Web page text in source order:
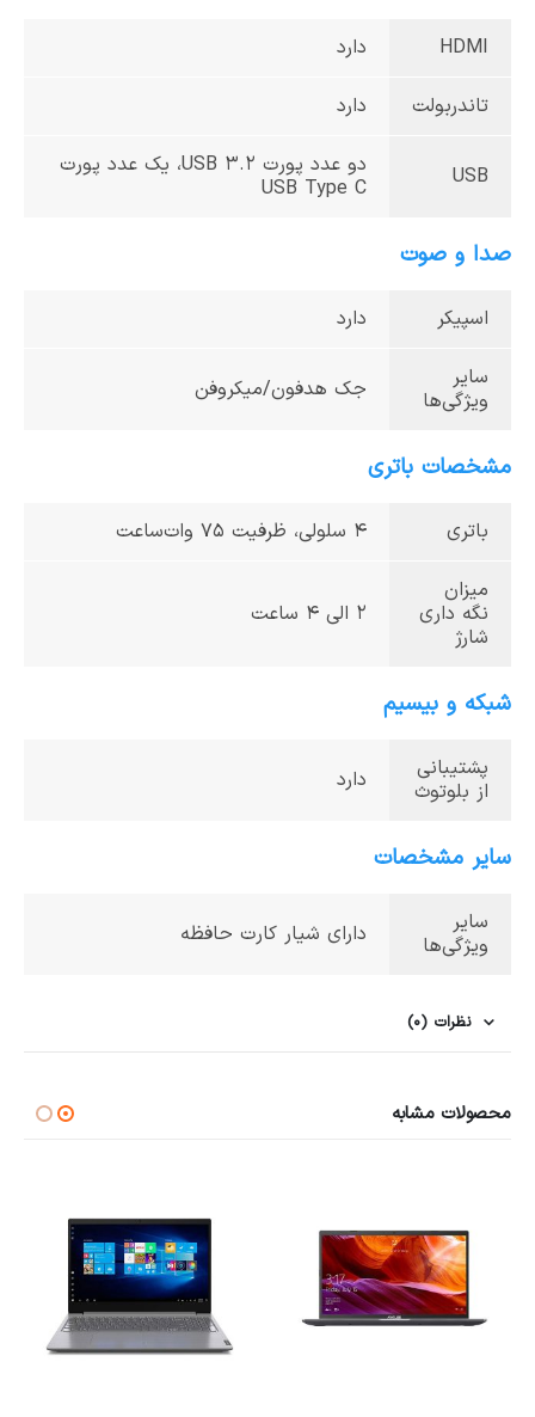
HDMI دارد
تاندربولت دارد
USB
دو عدد پورت USB 3.2، یک عدد پورت
USB Type C
صدا و صوت
اسپیکر دارد
سایر
ویژگی‌ها
جک هدفون/میکروفن
مشخصات باتری
باتری 4 سلولی، ظرفیت 75 وات‌ساعت
میزان
نگه داری
شارژ
2 الی 4 ساعت
شبکه و بیسیم
پشتیبانی
از بلوتوث
دارد
سایر مشخصات
سایر
ویژگی‌ها
دارای شیار کارت حافظه
نظرات (0)
محصولات مشابه